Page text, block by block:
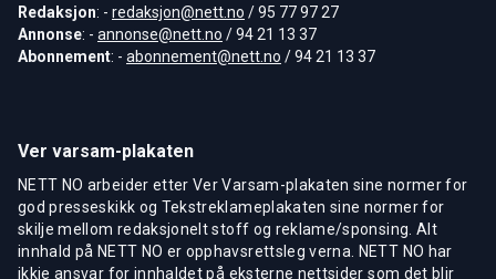
Redaksjon: - redaksjon@nett.no / 95 77 97 27
Annonse: - annonse@nett.no / 94 21 13 37
Abonnement: - abonnement@nett.no / 94 21 13 37
Ver varsam-plakaten
NETT NO arbeider etter Ver Varsam-plakaten sine normer for
god presseskikk og Tekstreklameplakaten sine normer for
skilje mellom redaksjonelt stoff og reklame/sponsing. Alt
innhald på NETT NO er opphavsrettsleg verna. NETT NO har
ikkje ansvar for innhaldet på eksterne nettsider som det blir